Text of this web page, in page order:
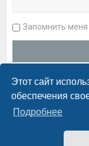
Этот сайт
обеспечения
Подробнее
Запомнить меня